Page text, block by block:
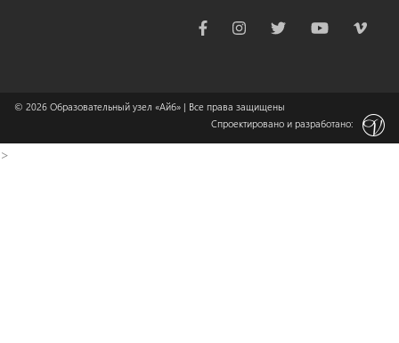
© 2026 Образовательный узел «Айб» | Все права защищены
Спроектировано и разработано:
>